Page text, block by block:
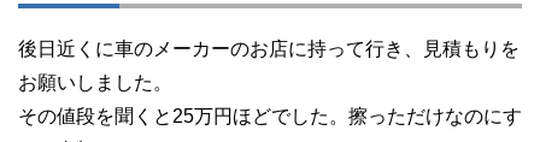
後日近くに車のメーカーのお店に持って行き、見積もりを
お願いしました。
その値段を聞くと25万円ほどでした。擦っただけなのにす